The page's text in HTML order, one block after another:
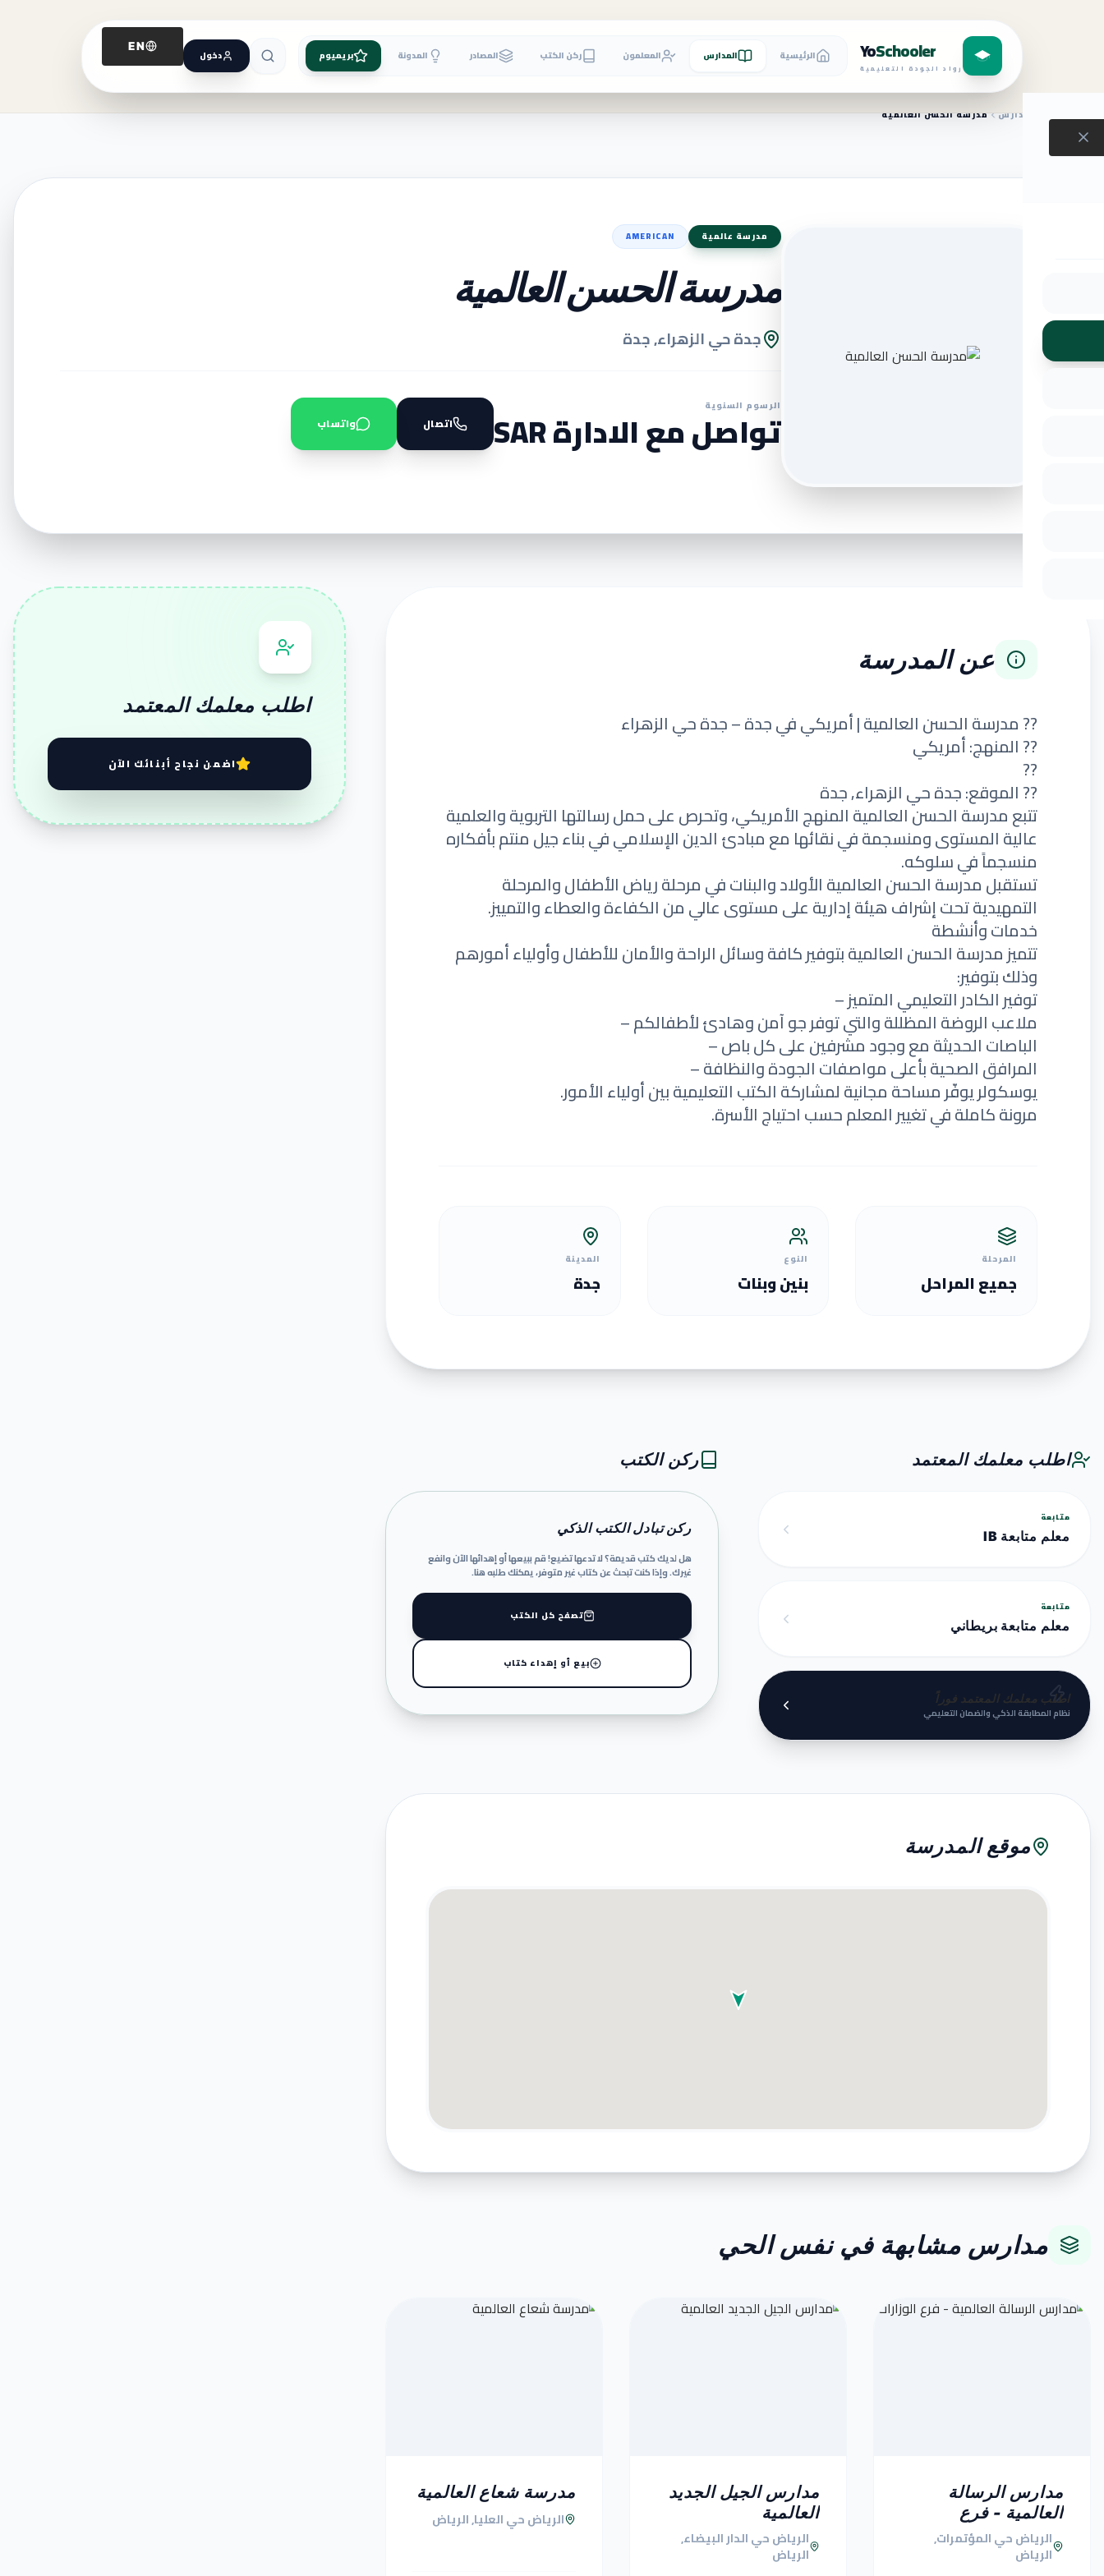
YoSchooler
رواد الجودة التعليمية
الرئيسية المدارس المعلمون ركن الكتب المصادر المدونة بريميوم دخول
EN
المدارس مدرسة الحسن العالمية
مدرسة عالمية AMERICAN
مدرسة الحسن العالمية
جدة حي الزهراء, جدة
الرسوم السنوية
تواصل مع الادارة SAR اتصال واتساب
عن المدرسة
?? مدرسة الحسن العالمية | أمريكي في جدة – جدة حي الزهراء
?? المنهج: أمريكي
??
?? الموقع: جدة حي الزهراء, جدة
تتبع مدرسة الحسن العالمية المنهج الأمريكي، وتحرص على حمل رسالتها التربوية والعلمية
عالية المستوى ومنسجمة في نقائها مع مبادئ الدين الإسلامي في بناء جيل منتم بأفكاره
منسجماً في سلوكه.
تستقبل مدرسة الحسن العالمية الأولاد والبنات في مرحلة رياض الأطفال والمرحلة
التمهيدية تحت إشراف هيئة إدارية على مستوى عالي من الكفاءة والعطاء والتمييز.
خدمات وأنشطة
تتميز مدرسة الحسن العالمية بتوفير كافة وسائل الراحة والأمان للأطفال وأولياء أمورهم
وذلك بتوفير:
توفير الكادر التعليمي المتميز –
ملاعب الروضة المظللة والتي توفر جو آمن وهادئ لأطفالكم –
الباصات الحديثة مع وجود مشرفين على كل باص –
المرافق الصحية بأعلى مواصفات الجودة والنظافة –
يوسكولر يوفّر مساحة مجانية لمشاركة الكتب التعليمية بين أولياء الأمور.
مرونة كاملة في تغيير المعلم حسب احتياج الأسرة.
المرحلة
جميع المراحل
النوع
بنين وبنات
المدينة
جدة
اطلب معلمك المعتمد
متابعة
معلم متابعة IB
متابعة
معلم متابعة بريطاني
اطلب معلمك المعتمد فوراً
نظام المطابقة الذكي والضمان التعليمي
ركن الكتب
ركن تبادل الكتب الذكي
هل لديك كتب قديمة؟ لا تدعها تضيع! قم ببيعها أو إهدائها الآن وانفع
غيرك. وإذا كنت تبحث عن كتاب غير متوفر، يمكنك طلبه هنا.
تصفح كل الكتب
بيع أو إهداء كتاب
موقع المدرسة
مدارس مشابهة في نفس الحي
مدارس الرسالة
العالمية - فرع
الوزارات
الرياض حي المؤتمرات,
الرياض
مدارس الجيل الجديد
العالمية
الرياض حي الدار البيضاء,
الرياض
مدرسة شعاع العالمية
الرياض حي العليا, الرياض
اطلب معلمك المعتمد
اضمن نجاح أبنائك الآن